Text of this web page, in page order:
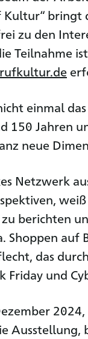
Kultur“ bringt
zu den
Teilnahme
einmal das
150 Jahren
neue
Netzwerk
berichten
Shoppen auf
das
Friday und
Ausstellung,